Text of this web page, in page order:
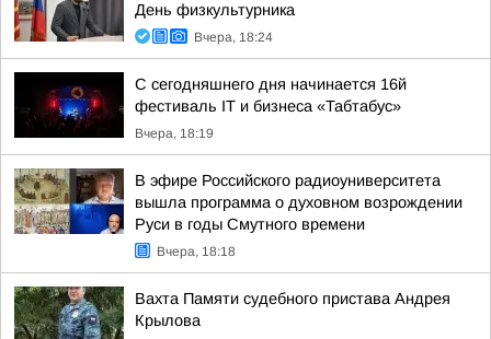
День физкультурника
Вчера, 18:24
С сегодняшнего дня начинается 16й
фестиваль IT и бизнеса «Табтабус»
Вчера, 18:19
В эфире Российского радиоуниверситета
вышла программа о духовном возрождении
Руси в годы Смутного времени
Вчера, 18:18
Вахта Памяти судебного пристава Андрея
Крылова